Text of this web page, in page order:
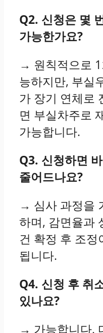
Q2. 신청은 몇
가능한가요?
→ 원칙적으로
능하지만, 부실
가 장기 연체로
면 부실차주로
가능합니다.
Q3. 신청하면
줄어드나요?
→ 심사 과정을
하며, 감면율과
건 확정 후 조정
됩니다.
Q4. 신청 후 취
있나요?
→ 가능합니다.